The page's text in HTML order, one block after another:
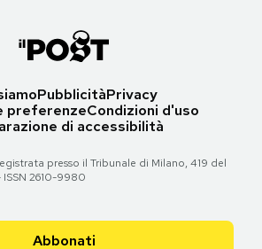
PubblicitàPrivacy
preferenzeCondizioni d'uso
di accessibilità
presso il Tribunale di Milano, 419 del
2610-9980
Abbonati